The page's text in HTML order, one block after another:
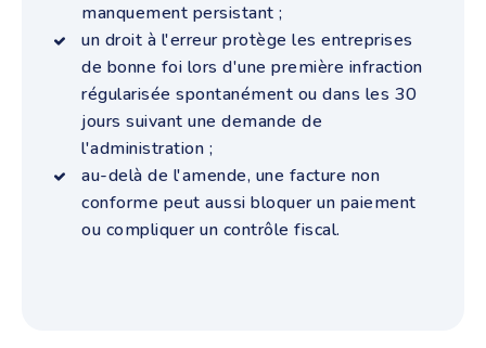
manquement persistant ;
un droit à l'erreur protège les entreprises
de bonne foi lors d'une première infraction
régularisée spontanément ou dans les 30
jours suivant une demande de
l'administration ;
au-delà de l'amende, une facture non
conforme peut aussi bloquer un paiement
ou compliquer un contrôle fiscal.